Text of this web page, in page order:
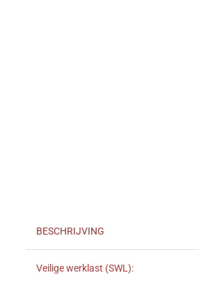
BESCHRIJVING
Veilige werklast (SWL):